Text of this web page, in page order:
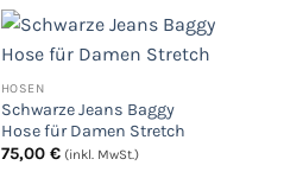
die
Wunschliste
HOSEN
Schwarze Jeans Baggy
Hose für Damen Stretch
75,00 € (inkl. MwSt.)